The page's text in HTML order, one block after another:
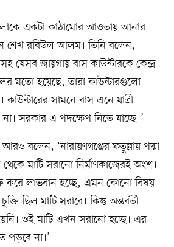
একটা কাঠামোর আওতায় আনার
শেখ রবিউল আলম। তিনি বলেন,
যেসব জায়গায় বাস কাউন্টারকে কেন্দ্র
মতো হয়েছে, তারা কাউন্টারগুলো
কাউন্টারের সামনে বাস এনে যাত্রী
সরকার এ পদক্ষেপ নিতে যাচ্ছে।’
আরও বলেন, ‘নারায়ণগঞ্জের ফতুল্লায় পদ্মা
মাটি সরানো নির্মাণকাজেরই অংশ।
করে লাভবান হচ্ছে, এমন কোনো বিষয়
ছিল মাটি সরাবে। কিন্তু অন্তর্বর্তী
ওই মাটি এখন সরানো হচ্ছে। এর
পড়বে না।’